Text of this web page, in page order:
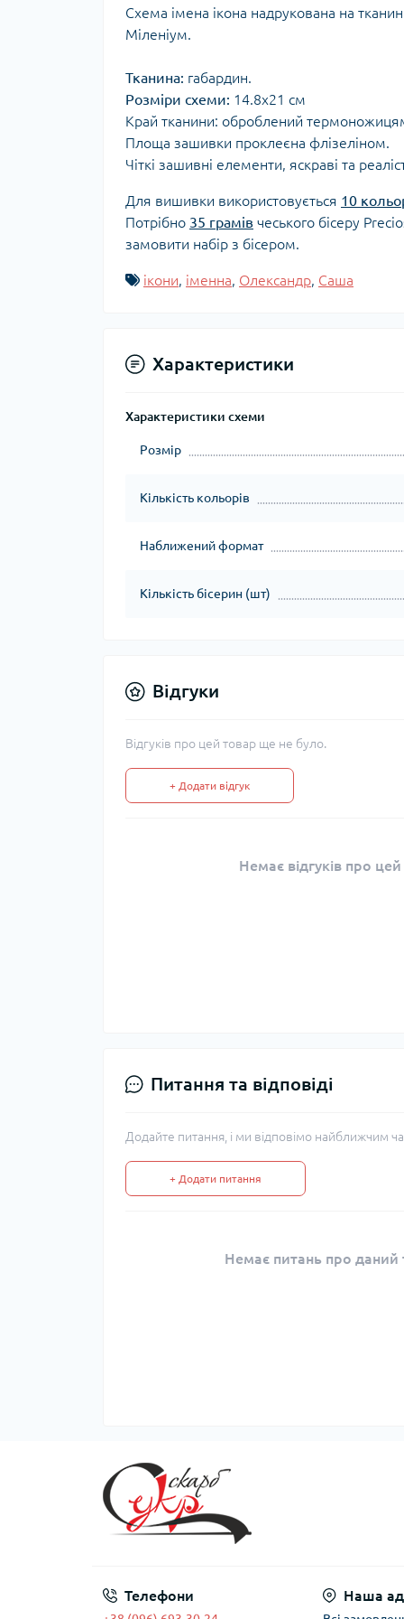
Схема імена ікона надрукована на
Міленіум.
Тканина: габардин.
Розміри схеми: 14.8x21 см
Край тканини: оброблений
Площа зашивки проклеєна флізеліном.
Чіткі зашивні елементи, яскраві та
Для вишивки використовується 10
Потрібно 35 грамів чеського бісеру
замовити набір з бісером.
ікони, іменна, Олександр, Саша
Характеристики
Характеристики схеми
Розмір
Кількість кольорів
Наближений формат
Кількість бісерин (шт)
Відгуки
Відгуків про цей товар ще не було.
+ Додати відгук
Немає відгуків про
Питання та відповіді
Додайте питання, і ми відповімо найближчим
+ Додати питання
Немає питань про даний
Телефони Наша